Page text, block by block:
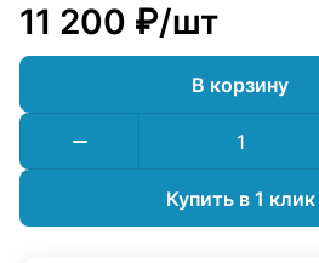
11 200 ₽/шт
В корзину
Купить в 1 клик